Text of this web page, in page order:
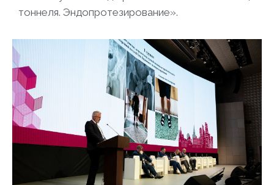
тоннеля. Эндопротезирование».